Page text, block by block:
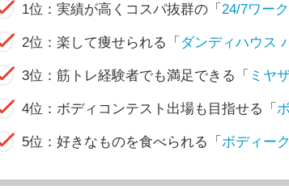
1位：実績が高くコスパ抜群の「 24/7ワー
2位：楽して痩せられる「 ダンディハウス
3位：筋トレ経験者でも満足できる「 ミヤ
4位：ボディコンテスト出場も目指せる「
5位：好きなものを食べられる「 ボディーク